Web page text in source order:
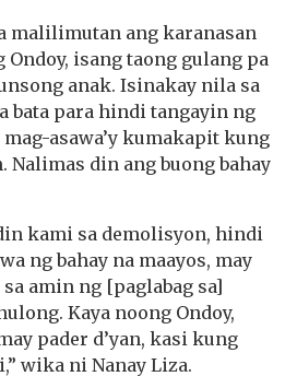
malilimutan ang karanasan
Ondoy, isang taong gulang pa
anak. Isinakay nila sa
bata para hindi tangayin ng
asawa’y kumakapit kung
Nalimas din ang buong bahay
kami sa demolisyon, hindi
ng bahay na maayos, may
amin ng [paglabag sa]
Kaya noong Ondoy,
pader d’yan, kasi kung
wika ni Nanay Liza.